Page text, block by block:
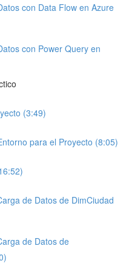
con Data Flow en Azure
con Power Query en
(3:49)
para el Proyecto (8:05)
de Datos de DimCiudad
de Datos de